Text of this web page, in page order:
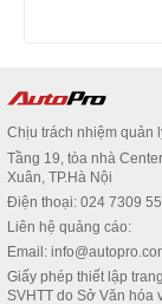
Chịu trách nhiệm quản
Tầng 19, tòa nhà
Xuân, TP.Hà Nội
Điện thoại: 024 7309
Liên hệ quảng cáo:
Email:
Giấy phép thiết lập
SVHTT do Sở Văn hóa